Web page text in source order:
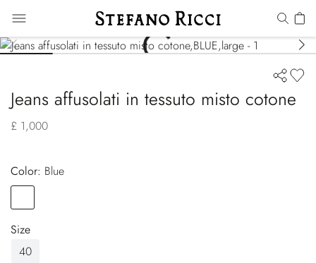
Jeans affusolati in tessuto misto cotone
£ 1,000
Color:
blue
Size
40